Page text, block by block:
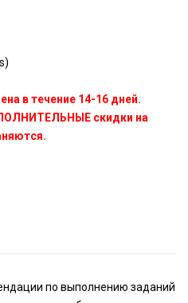
в течение 14-16 дней.
скидки на
по выполнению заданий